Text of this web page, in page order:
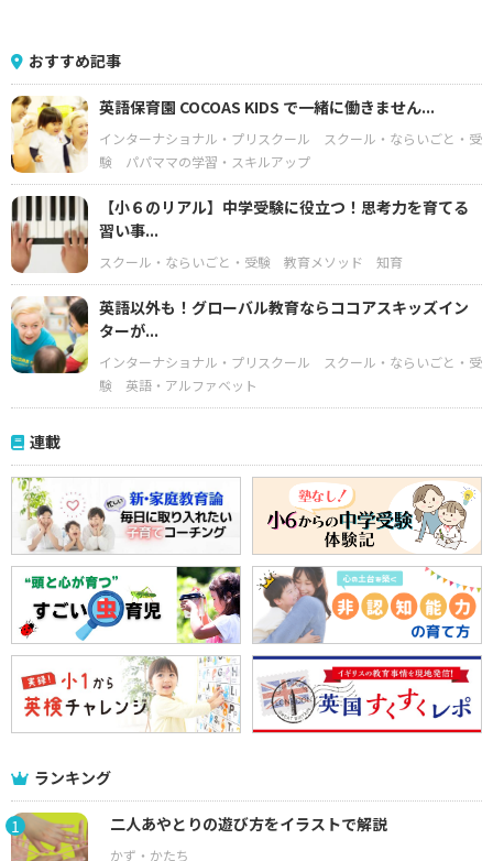
おすすめ記事
英語保育園 COCOAS KIDS で一緒に働きません...
インターナショナル・プリスクール
スクール・ならいごと・受
験
パパママの学習・スキルアップ
【小６のリアル】中学受験に役立つ！思考力を育てる
習い事...
スクール・ならいごと・受験 教育メソッド 知育
英語以外も！グローバル教育ならココアスキッズイン
ターが...
インターナショナル・プリスクール
スクール・ならいごと・受
験
英語・アルファベット
連載
ランキング
1 二人あやとりの遊び方をイラストで解説